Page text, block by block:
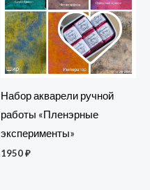
Набор акварели ручной
работы «Пленэрные
эксперименты»
1950₽